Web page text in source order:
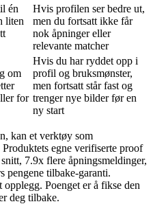
én
liten
Hvis profilen ser bedre ut,
men du fortsatt ikke får
nok åpninger eller
relevante matcher
om
for
Hvis du har ryddet opp i
profil og bruksmønster,
men fortsatt står fast og
trenger nye bilder før en
ny start
kan et verktøy som
egne verifiserte proof
7.9x flere åpningsmeldinger,
pengene tilbake-garanti.
Poenget er å fikse den
deg tilbake.